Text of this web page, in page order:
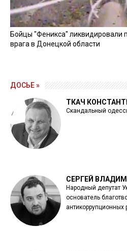
Бойцы "Феникса" ликвидировали
врага в Донецкой области
ДОСЬЕ »
ТКАЧ
Скандальный
СЕРГЕЙ
Народный депутат
основатель
антикоррупционных